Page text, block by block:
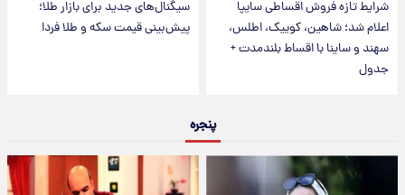
شرایط تازه فروش اقساطی سایپا
اعلام شد؛ شاهین، کوییک، اطلس،
سهند و ساینا با اقساط بلندمدت +
جدول
سیگنال‌های جدید برای بازار طلا؛
پیش‌بینی قیمت سکه و طلا فردا
پنجره